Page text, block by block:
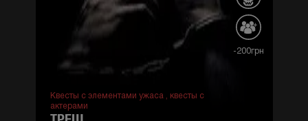
-200грн
Квесты с элементами ужаса , квесты с
актерами